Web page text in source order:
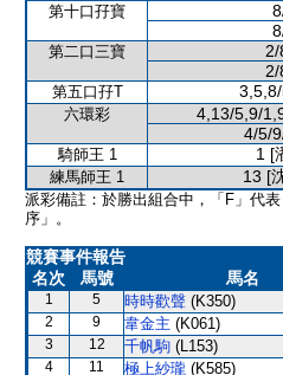
第十口孖寶
第二口三寶
第五口孖T
六環彩 4,13/5,9/
4/5/
騎師王 1 1 [
練馬師王 1 13 [
派彩備註：於勝出組合中，「F」代
序」。
競賽事件報告
名次
馬號 馬名
1 5 時時歡聲 (K350)
2 9 韋金主 (K061)
3 12 千帆駒 (L153)
4 11 極上紗瓏 (K585)